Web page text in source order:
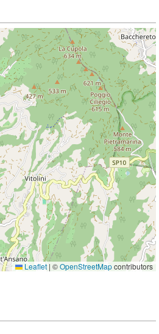
Leaflet | ©OpenStreetMapcontributors